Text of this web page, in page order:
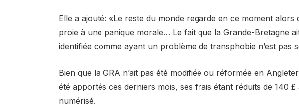
Elle a ajouté: «Le reste du monde regarde en ce moment alors
proie à une panique morale… Le fait que la Grande-Bretagne
identifiée comme ayant un problème de transphobie n’est pas
Bien que la GRA n’ait pas été modifiée ou réformée en
été apportés ces derniers mois, ses frais étant réduits de 140
numérisé.